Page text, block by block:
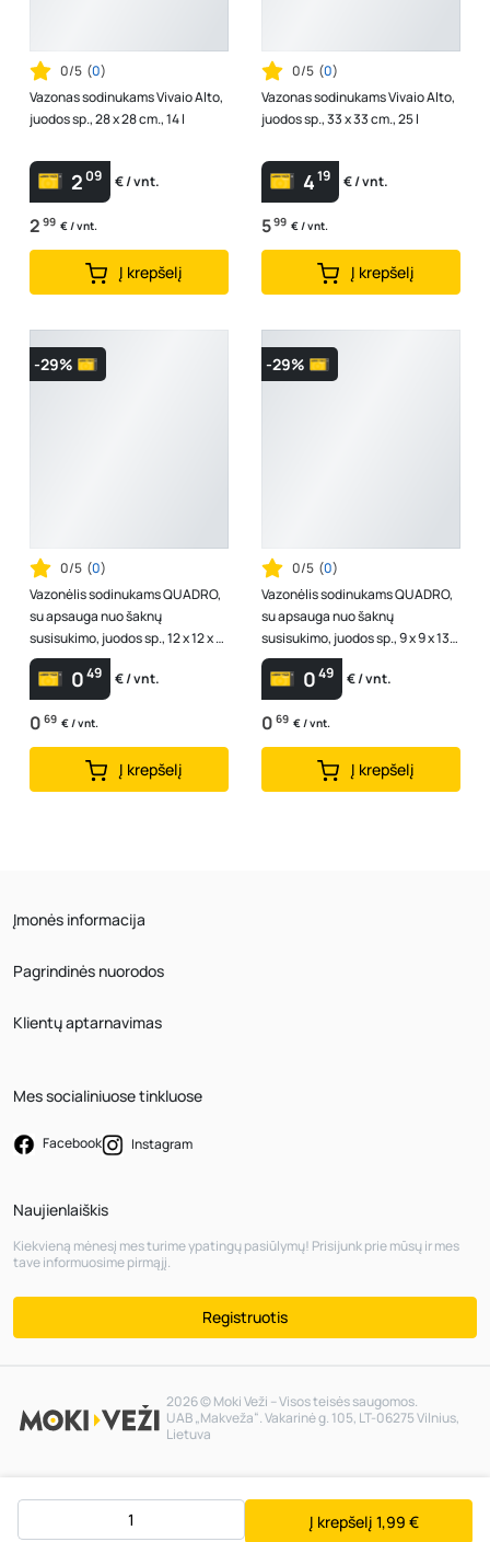
Į krepšelį 1,99 €
0/5 (0)
Vazonas sodinukams Vivaio Alto,
juodos sp., 28 x 28 cm., 14 l
209 € / vnt.
2 99 € / vnt.
Į krepšelį
0/5 (0)
Vazonas sodinukams Vivaio Alto,
juodos sp., 33 x 33 cm., 25 l
419 € / vnt.
599 € / vnt.
Į krepšelį
-29%
0/5 (0)
Vazonėlis sodinukams QUADRO,
su apsauga nuo šaknų
susisukimo, juodos sp., 12 x 12 x 13
cm., 1,7 l
049 € / vnt.
0 69 € / vnt.
Į krepšelį
-29%
0/5 (0)
Vazonėlis sodinukams QUADRO,
su apsauga nuo šaknų
susisukimo, juodos sp., 9 x 9 x 13
cm., 0,9 l
049 € / vnt.
0 69 € / vnt.
Į krepšelį
Įmonės informacija
Pagrindinės nuorodos
Klientų aptarnavimas
Mes socialiniuose tinkluose
Facebook Instagram
Naujienlaiškis
Kiekvieną mėnesį mes turime ypatingų pasiūlymų! Prisijunk prie mūsų ir mes
tave informuosime pirmąjį.
Registruotis
2026 © Moki Veži – Visos teisės saugomos.
UAB „Makveža“. Vakarinė g. 105, LT-06275 Vilnius,
Lietuva